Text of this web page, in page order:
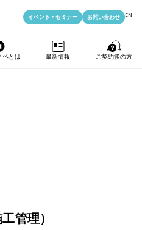
ベとは 最新情報 ご契約後の方
イベント・ セミナー お問い合わせ EN
管理）